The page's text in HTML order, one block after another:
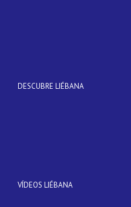
DESCUBRE LIÉBANA
VÍDEOS LIÉBANA